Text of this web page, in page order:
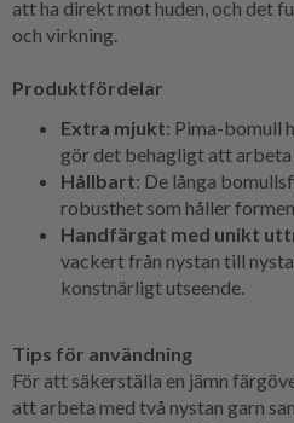
att ha direkt mot huden, och det
och virkning.
Produktfördelar
Extra mjukt: Pima-bomull
gör det behagligt att arbeta
Hållbart: De långa
robusthet som håller
Handfärgat med unikt
vackert från nystan till
konstnärligt utseende.
Tips för användning
För att säkerställa en jämn
att arbeta med två nystan garn